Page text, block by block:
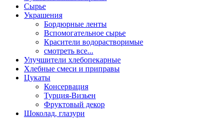
Сырье
Украшения
Бордюрные ленты
Вспомогательное сырье
Красители водорастворимые
смотреть все...
Улучшители хлебопекарные
Хлебные смеси и приправы
Цукаты
Консервация
Турция-Визьен
Фруктовый декор
Шоколад, глазури